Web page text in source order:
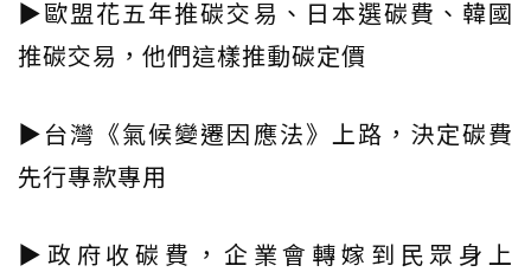
▶歐盟花五年推碳交易、日本選碳費、韓國
推碳交易，他們這樣推動碳定價
▶台灣《氣候變遷因應法》上路，決定碳費
先行專款專用
▶政府收碳費，企業會轉嫁到民眾身上